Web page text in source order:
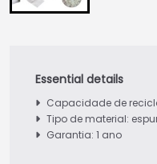
Capacidade de
Tipo de material:
Garantia: 1 ano